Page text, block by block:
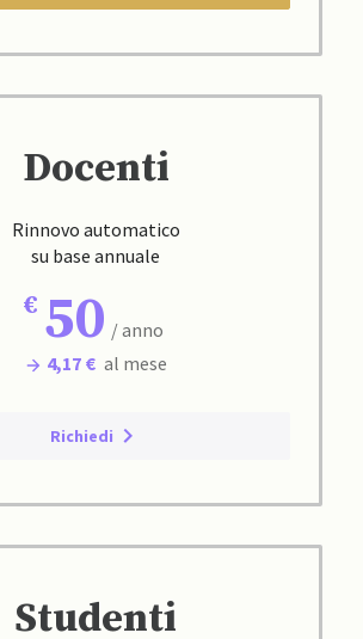
Docenti
Rinnovo automatico
su base annuale
50 / anno
4,17 € al mese
Richiedi
Studenti